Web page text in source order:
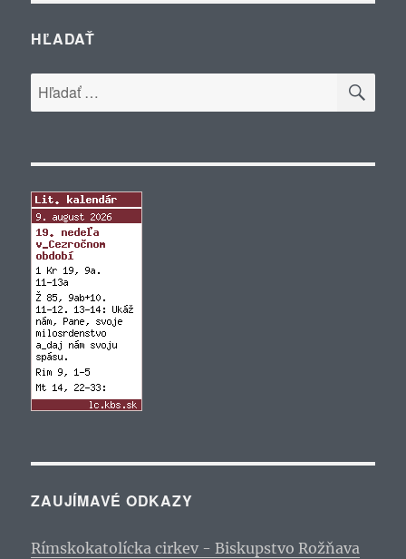
HĽADAŤ
Hľadať:
ZAUJÍMAVÉ ODKAZY
Rímskokatolícka cirkev - Biskupstvo Rožňava